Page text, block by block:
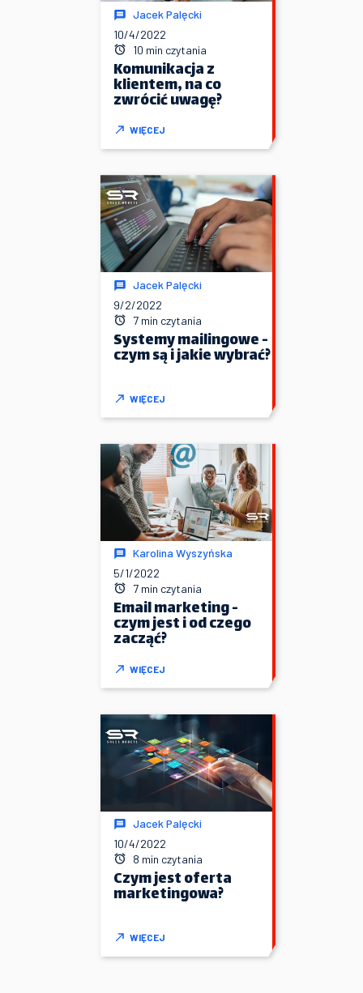
Jacek Palęcki
10/4/2022
10 min czytania
Komunikacja z
klientem, na co
zwrócić uwagę?
WIĘCEJ
Jacek Palęcki
9/2/2022
7 min czytania
Systemy mailingowe -
czym są i jakie wybrać?
WIĘCEJ
Karolina Wyszyńska
5/1/2022
7 min czytania
Email marketing -
czym jest i od czego
zacząć?
WIĘCEJ
Jacek Palęcki
10/4/2022
8 min czytania
Czym jest oferta
marketingowa?
WIĘCEJ